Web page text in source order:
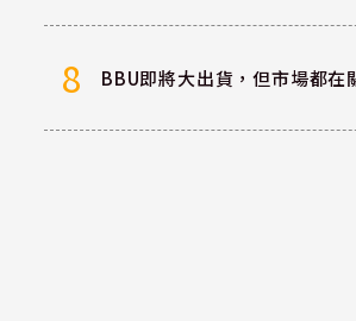
8 BBU即將大出貨，但市場都在